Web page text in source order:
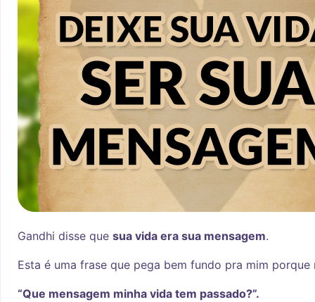
Gandhi disse que sua vida era sua mensagem.
Esta é uma frase que pega bem fundo pra mim porque
“Que mensagem minha vida tem passado?”.